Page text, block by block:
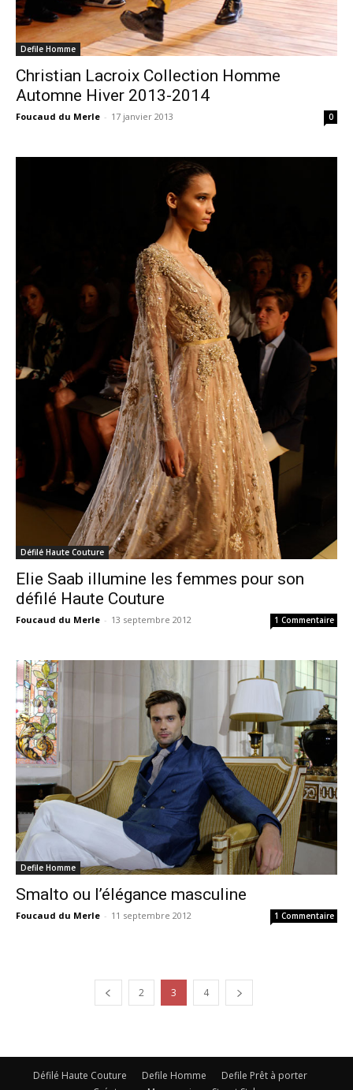
Defile Homme
Christian Lacroix Collection Homme
Automne Hiver 2013-2014
Foucaud du Merle - 17 janvier 2013 0
Défilé Haute Couture
Elie Saab illumine les femmes pour son
défilé Haute Couture
Foucaud du Merle - 13 septembre 2012 1 Commentaire
Defile Homme
Smalto ou l’élégance masculine
Foucaud du Merle - 11 septembre 2012 1 Commentaire
2 3 4
Défilé Haute Couture Defile Homme
Defile Prêt à porter